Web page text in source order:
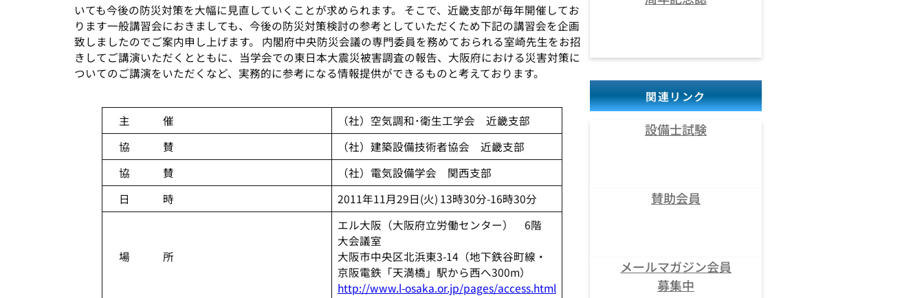
いても今後の防災対策を大幅に見直していくことが求められます。 そこで、近畿支部が毎年開催してお
ります一般講習会におきましても、今後の防災対策検討の参考としていただくため下記の講習会を企画
致しましたのでご案内申し上げます。 内閣府中央防災会議の専門委員を務めておられる室崎先生をお招
きしてご講演いただくとともに、当学会での東日本大震災被害調査の報告、大阪府における災害対策に
ついてのご講演をいただくなど、実務的に参考になる情報提供ができるものと考えております。
主 催
（社）空気調和･衛生工学会 近畿支部
協 賛
（社）建築設備技術者協会 近畿支部
協 賛
（社）電気設備学会 関西支部
日 時
2011年11月29日(火) 13時30分-16時30分
場 所
エル大阪（大阪府立労働センター） 6階
大会議室
大阪市中央区北浜東3-14（地下鉄谷町線・
京阪電鉄「天満橋」駅から西へ300m）
http://www.l-osaka.or.jp/pages/access.html
関連リンク
設備士試験
賛助会員
メールマガジン会員
募集中